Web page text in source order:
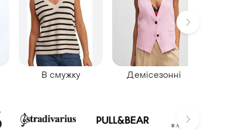
В смужку Демісезонні